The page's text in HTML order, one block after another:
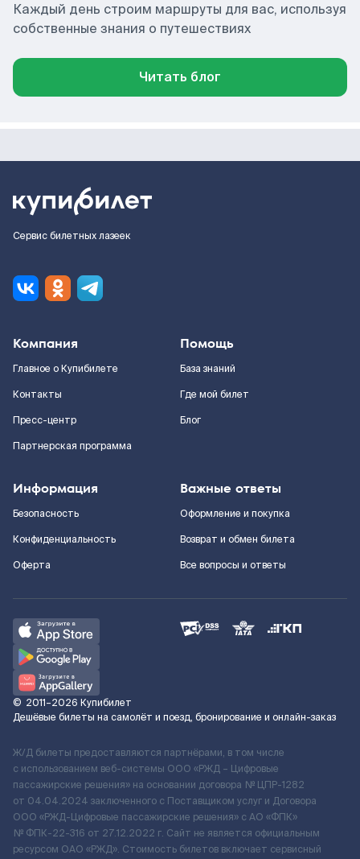
Каждый день строим маршруты для вас, используя
собственные знания о путешествиях
Читать блог
Сервис билетных лазеек
Компания
Главное о Купибилете
Контакты
Пресс-центр
Партнерская программа
Помощь
База знаний
Где мой билет
Блог
Информация
Безопасность
Конфиденциальность
Оферта
Важные ответы
Оформление и покупка
Возврат и обмен билета
Все вопросы и ответы
© 2011–2026 Купибилет
Дешёвые билеты на самолёт и поезд, бронирование и онлайн-заказ
Ж/Д билеты предоставляются партнёрами, в том числе
с использованием веб-системы ООО «РЖД – Цифровые
пассажирские решения» на основании договора № ЦПР-1282
от 04.04.2024 заключенного с Поставщиком услуг и Договора
ООО «РЖД-Цифровые пассажирские решения» c АО «ФПК»
№ ФПК-22-316 от 27.12.2022 г. Сайт не является официальным
ресурсом ОАО «РЖД». Стоимость билетов включает сервисный